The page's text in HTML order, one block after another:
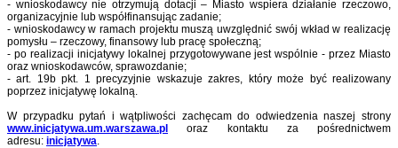
- wnioskodawcy nie otrzymują dotacji – Miasto wspiera działanie rzeczowo,
organizacyjnie lub współfinansując zadanie;
- wnioskodawcy w ramach projektu muszą uwzględnić swój wkład w realizację
pomysłu – rzeczowy, finansowy lub pracę społeczną;
- po realizacji inicjatywy lokalnej przygotowywane jest wspólnie - przez Miasto
oraz wnioskodawców, sprawozdanie;
- art. 19b pkt. 1 precyzyjnie wskazuje zakres, który może być realizowany
poprzez inicjatywę lokalną.
W przypadku pytań i wątpliwości zachęcam do odwiedzenia naszej strony
www.inicjatywa.um.warszawa.pl
oraz kontaktu za pośrednictwem
adresu: inicjatywa.